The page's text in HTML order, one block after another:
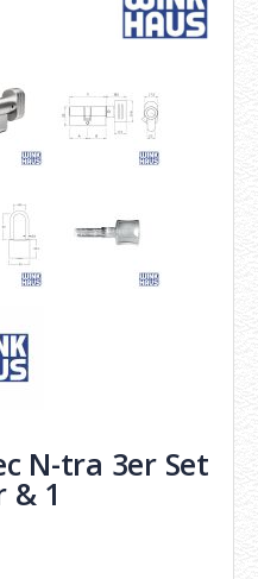
N-tra 3er Set
& 1